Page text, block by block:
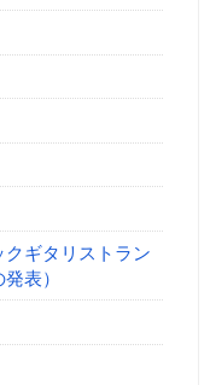
ギタリストラン
表）